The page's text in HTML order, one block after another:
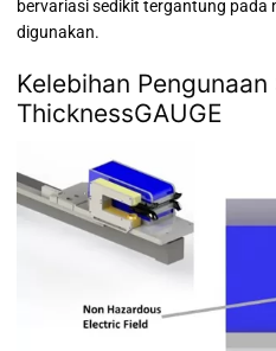
bervariasi sedikit tergantung pada
digunakan.
Kelebihan Pengunaan
ThicknessGAUGE